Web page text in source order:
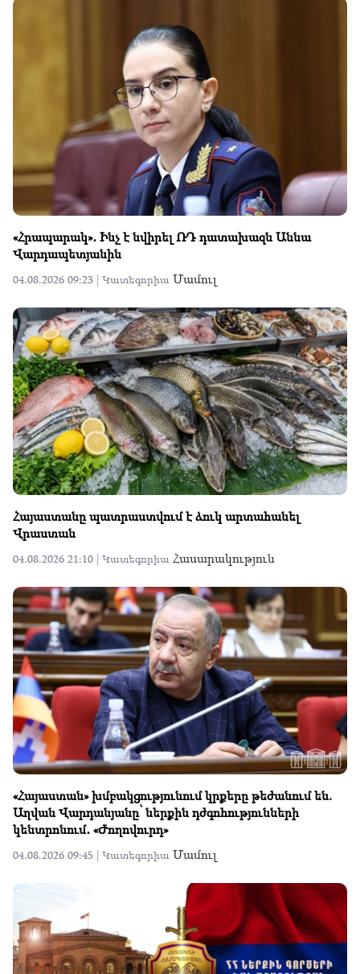
«Հրապարակ»․ Ինչ է նվիրել ՌԴ դատախազն Աննա
Վարդապետյանին
04.08.2026 09:23 | Կատեգորիա Մամուլ
Հայաստանը պատրաստվում է ձուկ արտահանել
Վրաստան
04.08.2026 21:10 | Կատեգորիա Հասարակություն
«Հայաստան» խմբակցությունում կրքերը թեժանում են.
Աղվան Վարդանյանը՝ ներքին դժգոհությունների
կենտրոնում․ «Ժողովուրդ»
04.08.2026 09:45 | Կատեգորիա Մամուլ